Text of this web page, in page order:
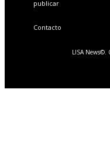
publicar
Contacto
LISA News©.